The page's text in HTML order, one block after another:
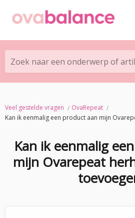
Zoek naar een onderwerp of
Veel gestelde vragen
OvaRepeat
Kan ik eenmalig een product aan mijn
Kan ik eenmalig
mijn Ovarepeat